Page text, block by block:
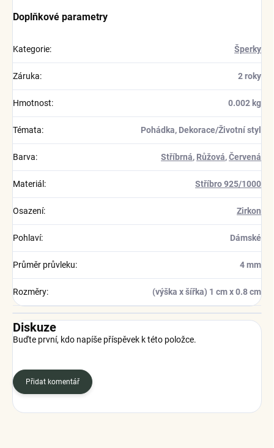
Doplňkové parametry
Kategorie: Šperky
Záruka: 2 roky
Hmotnost: 0.002 kg
Témata: Pohádka, Dekorace/Životní styl
Barva: Stříbrná, Růžová,Červená
Materiál : Stříbro 925/1000
Osazení: Zirkon
Pohlaví: Dámské
Průměr průvleku: 4 mm
Rozměry: (výška x šířka) 1 cm x 0.8 cm
Diskuze
Buďte první, kdo napíše příspěvek k této položce.
Přidat komentář